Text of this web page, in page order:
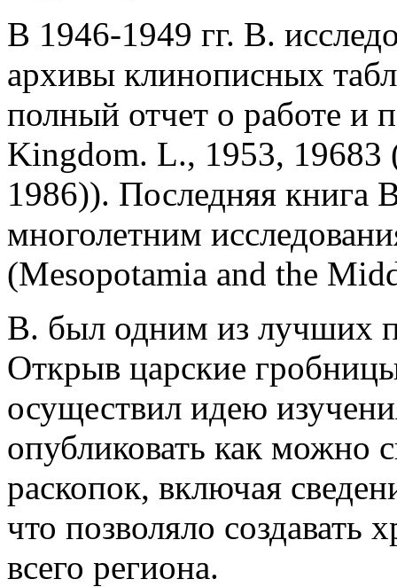
В 1946-1949 гг. В.
архивы клинописных
полный отчет о работе и
Kingdom. L., 1953, 19683
1986)). Последняя книга
многолетним
(Mesopotamia and the
В. был одним из лучших
Открыв царские
осуществил идею
опубликовать как можно
раскопок, включая
что позволяло создавать
всего региона.